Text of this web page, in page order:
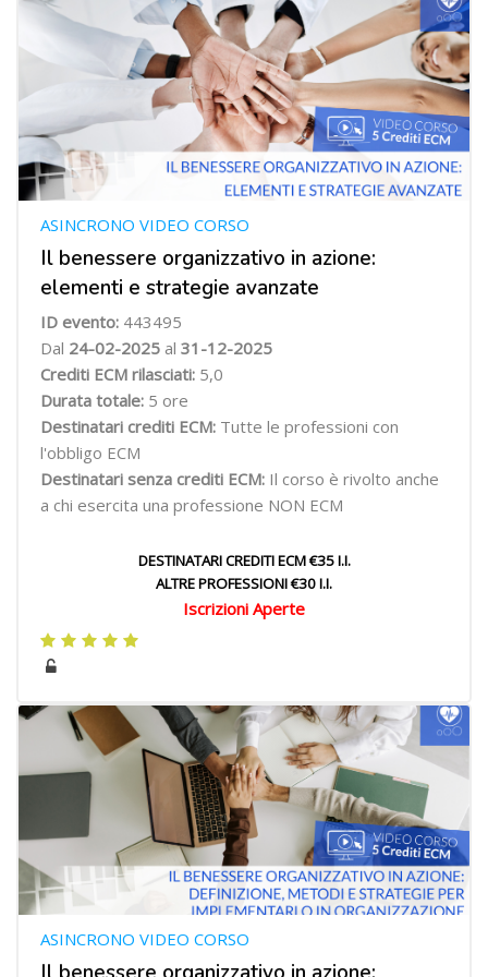
Il benessere organizzativo in azione:
elementi e strategie avanzate
ASINCRONO VIDEO CORSO
ID evento: 443495
Dal 24-02-2025 al 31-12-2025
Crediti ECM rilasciati: 5,0
Durata totale: 5 ore
Destinatari crediti ECM: Tutte le professioni con
l'obbligo ECM
Destinatari senza crediti ECM: Il corso è rivolto anche
a chi esercita una professione NON ECM
DESTINATARI CREDITI ECM €35 I.I.
ALTRE PROFESSIONI €30 I.I.
Iscrizioni Aperte
ASINCRONO VIDEO CORSO